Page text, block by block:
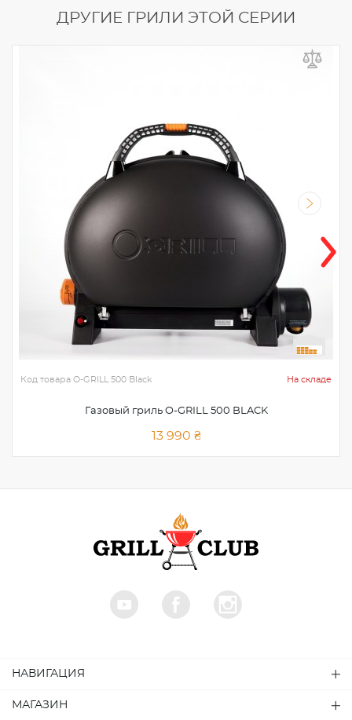
ДРУГИЕ ГРИЛИ ЭТОЙ СЕРИИ
Код товара O-GRILL 500 Black На складе
Газовый гриль O-GRILL 500 BLACK
13 990 ₴
НАВИГАЦИЯ
МАГАЗИН